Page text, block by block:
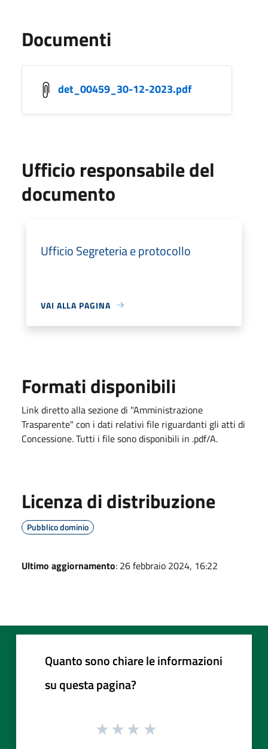
Documenti
det_00459_30-12-2023.pdf
Ufficio responsabile del
documento
Ufficio Segreteria e protocollo
VAI ALLA PAGINA
Formati disponibili
Link diretto alla sezione di "Amministrazione
Trasparente" con i dati relativi file riguardanti gli atti di
Concessione. Tutti i file sono disponibili in .pdf/A.
Licenza di distribuzione
Pubblico dominio
Ultimo aggiornamento: 26 febbraio 2024, 16:22
Quanto sono chiare le informazioni
su questa pagina?